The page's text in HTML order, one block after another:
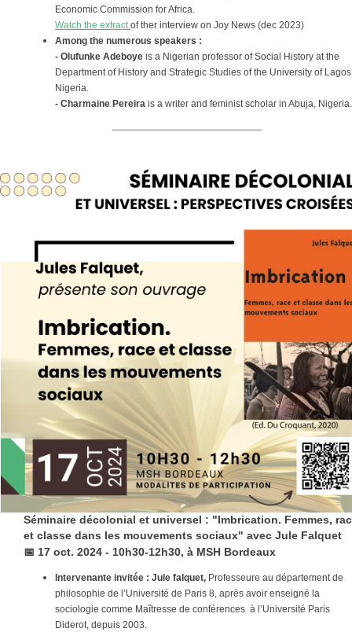
Economic Commission for Africa.
Watch the extractof ther interview on Joy News (dec 2023)
Among the numerous speakers :
- Olufunke Adeboye is a Nigerian professor of Social History at the
Department of History and Strategic Studies of the University of
Nigeria.
- Charmaine Pereira is a writer and feminist scholar in Abuja, Nigeria.
Séminaire décolonial et universel : "Imbrication. Femmes,
et classe dans les mouvements sociaux" avec Jule Falquet
📅 17 oct. 2024 - 10h30-12h30, à MSH Bordeaux
Intervenante invitée : Jule falquet, Professeure au département de
philosophie de l’Université de Paris 8, après avoir enseigné la
sociologie comme Maîtresse de conférences à l’Université Paris
Diderot, depuis 2003.